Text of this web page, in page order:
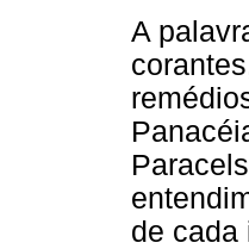
A
de cada